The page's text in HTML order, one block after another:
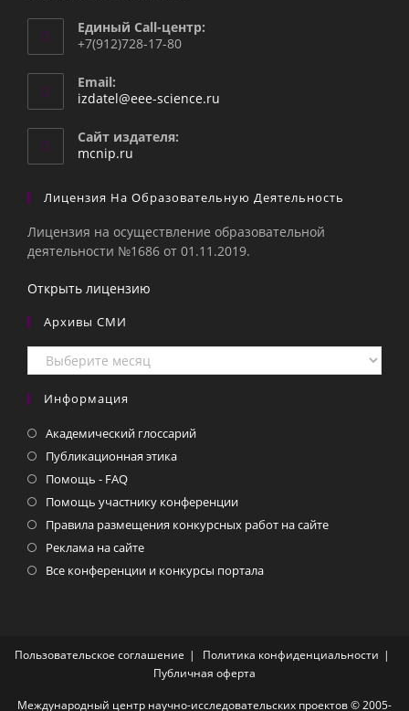
Единый Call-центр:
+7(912)728-17-80
Email:
izdatel@eee-science.ru
Сайт издателя:
mcnip.ru
Лицензия На Образовательную Деятельность
Лицензия на осуществление образовательной
деятельности №1686 от 01.11.2019.
Открыть лицензию
Архивы СМИ
Архивы
СМИ
Информация
Академический глоссарий
Публикационная этика
Помощь - FAQ
Помощь участнику конференции
Правила размещения конкурсных работ на сайте
Реклама на сайте
Все конференции и конкурсы портала
Пользовательское соглашение
Политика конфиденциальности
Публичная оферта
Международный центр научно-исследовательских проектов © 2005-